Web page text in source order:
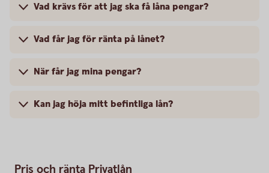
Vad krävs för att jag ska få låna pengar?
Vad får jag för ränta på lånet?
När får jag mina pengar?
Kan jag höja mitt befintliga lån?
Pris och ränta Privatlån